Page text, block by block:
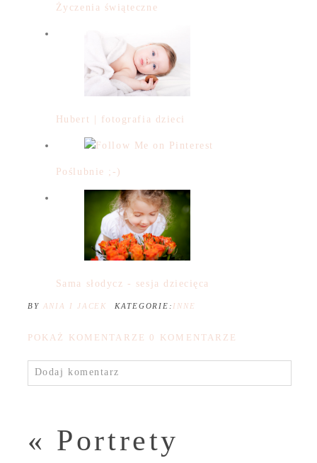
Życzenia świąteczne
Hubert | fotografia dzieci
Poślubnie ;-)
Sama słodycz - sesja dziecięca
BY ANIA I JACEK KATEGORIE: INNE
POKAŻ KOMENTARZE 0 KOMENTARZE
Dodaj komentarz
« Portrety